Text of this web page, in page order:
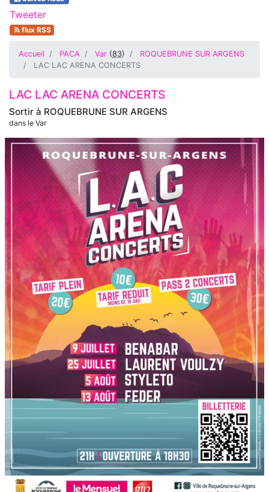
Tweeter
flux RSS
Accueil PACA Var (83)
ROQUEBRUNE SUR ARGENS
LAC LAC ARENA CONCERTS
Sortir à ROQUEBRUNE SUR ARGENS
dans le Var
LAC LAC ARENA CONCERTS